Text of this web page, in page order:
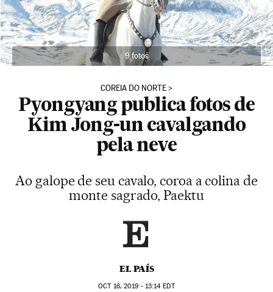
9 fotos
COREIA DO NORTE
Pyongyang publica fotos de
Kim Jong-un cavalgando
pela neve
Ao galope de seu cavalo, coroa a colina de
monte sagrado, Paektu
EL PAÍS
OCT16, 2019 - 13:14 EDT